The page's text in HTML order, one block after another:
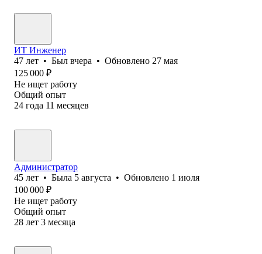
ИТ Инженер
47 лет • Был вчера • Обновлено 27 мая
125 000 ₽
Не ищет работу
Общий опыт
24 года 11 месяцев
Администратор
45 лет • Была 5 августа • Обновлено 1 июля
100 000 ₽
Не ищет работу
Общий опыт
28 лет 3 месяца